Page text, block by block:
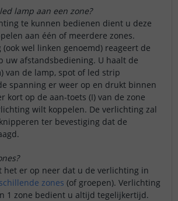
lamp aan een zone?
te kunnen bedienen dient u deze
aan één of meerdere zones.
wel linken genoemd) reageert de
uw afstandsbediening. U haalt de
van de lamp, spot of led strip
spanning er weer op en drukt binnen
kort op de aan-toets (I) van de zone
wilt koppelen. De verlichting zal
ter bevestiging dat de
het er op neer dat u de verlichting in
zones (of groepen). Verlichting
1 zone bedient u altijd tegelijkertijd.